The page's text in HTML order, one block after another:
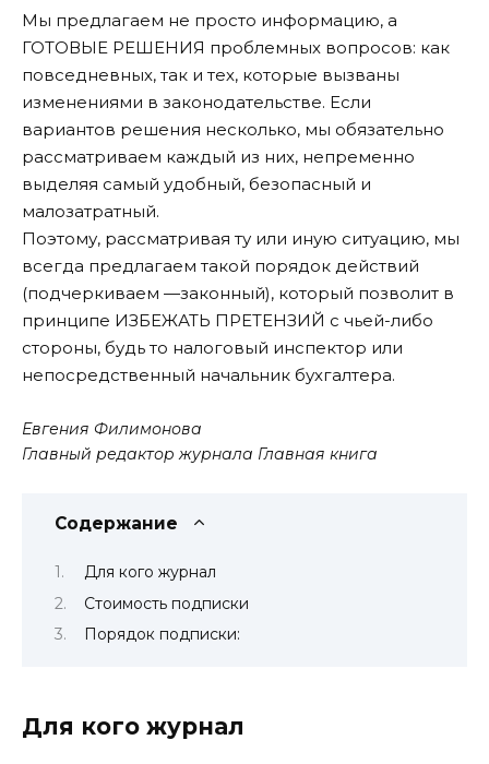
Мы предлагаем не просто информацию, а
ГОТОВЫЕ РЕШЕНИЯ проблемных вопросов: как
повседневных, так и тех, которые вызваны
изменениями в законодательстве. Если
вариантов решения несколько, мы обязательно
рассматриваем каждый из них, непременно
выделяя самый удобный, безопасный и
малозатратный.
Поэтому, рассматривая ту или иную ситуацию, мы
всегда предлагаем такой порядок действий
(подчеркиваем —законный), который позволит в
принципе ИЗБЕЖАТЬ ПРЕТЕНЗИЙ с чьей-либо
стороны, будь то налоговый инспектор или
непосредственный начальник бухгалтера.
Евгения Филимонова
Главный редактор журнала Главная книга
Содержание
Для кого журнал
Стоимость подписки
Порядок подписки:
Для кого журнал